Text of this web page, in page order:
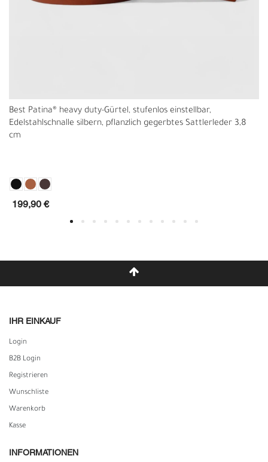
Best Patina® heavy duty-Gürtel, stufenlos einstellbar,
Edelstahlschnalle silbern, pflanzlich gegerbtes Sattlerleder 3,8
cm
199,90 €
IHR EINKAUF
Login
B2B Login
Registrieren
Wunschliste
Warenkorb
Kasse
INFORMATIONEN